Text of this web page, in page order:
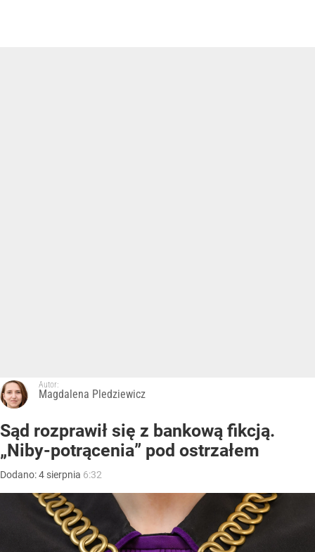
Autor:
Magdalena Pledziewicz
Sąd rozprawił się z bankową fikcją.
„Niby-potrącenia” pod ostrzałem
Dodano:4 sierpnia 6:32